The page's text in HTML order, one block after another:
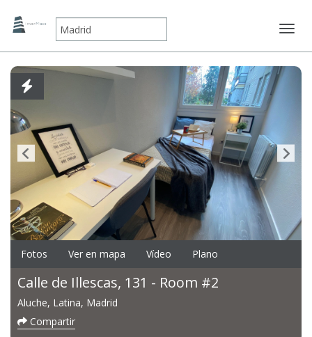
Fotos Ver en mapa Vídeo Plano
Calle de Illescas, 131 - Room #2
Aluche, Latina, Madrid
Compartir